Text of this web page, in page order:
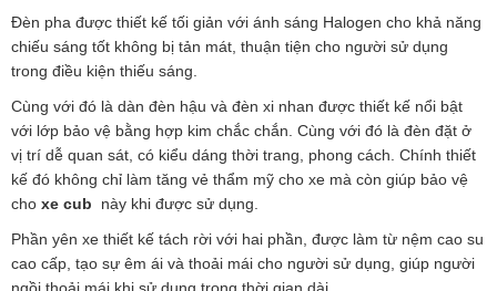
Đèn pha được thiết kế tối giản với ánh sáng Halogen cho khả năng
chiếu sáng tốt không bị tản mát, thuận tiện cho người sử dụng
trong điều kiện thiếu sáng.
Cùng với đó là dàn đèn hậu và đèn xi nhan được thiết kế nổi bật
với lớp bảo vệ bằng hợp kim chắc chắn. Cùng với đó là đèn đặt ở
vị trí dễ quan sát, có kiểu dáng thời trang, phong cách. Chính thiết
kế đó không chỉ làm tăng vẻ thẩm mỹ cho xe mà còn giúp bảo vệ
cho xe cub
này khi được sử dụng.
Phần yên xe thiết kế tách rời với hai phần, được làm từ nệm cao su
cao cấp, tạo sự êm ái và thoải mái cho người sử dụng, giúp người
ngồi thoải mái khi sử dụng trong thời gian dài.